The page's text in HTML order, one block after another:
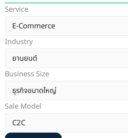
Service
Industry
Business Size
Sale Model